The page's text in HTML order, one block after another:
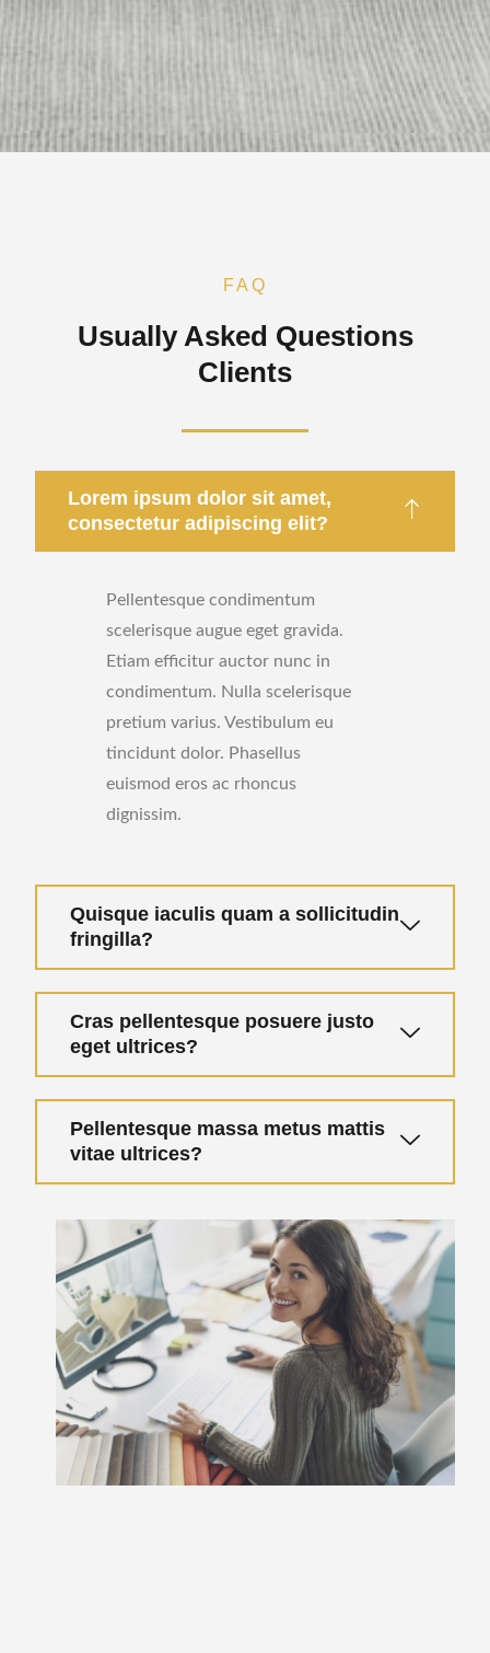
FAQ
Usually Asked Questions
Clients
Lorem ipsum dolor sit amet,
consectetur adipiscing elit?
Pellentesque condimentum
scelerisque augue eget gravida.
Etiam efficitur auctor nunc in
condimentum. Nulla scelerisque
pretium varius. Vestibulum eu
tincidunt dolor. Phasellus
euismod eros ac rhoncus
dignissim.
Quisque iaculis quam a sollicitudin
fringilla?
Cras pellentesque posuere justo
eget ultrices?
Pellentesque massa metus mattis
vitae ultrices?